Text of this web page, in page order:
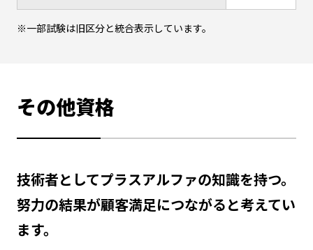
一部試験は旧区分と統合表示しています。
その他資格
技術者としてプラスアルファの知識を持つ。
努力の結果が顧客満足につながると考えてい
ます。